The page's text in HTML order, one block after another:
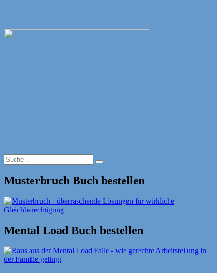
Suche
nach:
Suche
Musterbruch Buch bestellen
Mental Load Buch bestellen